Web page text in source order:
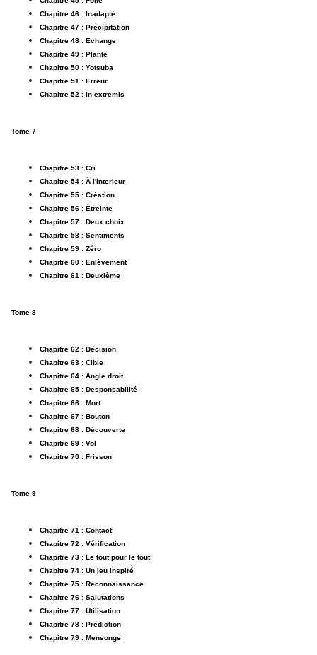
Chapitre 46 : Inadapté
Chapitre 47 : Précipitation
Chapitre 48 : Echange
Chapitre 49 : Plante
Chapitre 50 : Yotsuba
Chapitre 51 : Erreur
Chapitre 52 : In extremis
Tome 7
Chapitre 53 : Cri
Chapitre 54 : À l'interieur
Chapitre 55 : Création
Chapitre 56 : Étreinte
Chapitre 57 : Deux choix
Chapitre 58 : Sentiments
Chapitre 59 : Zéro
Chapitre 60 : Enlèvement
Chapitre 61 : Deuxième
Tome 8
Chapitre 62 : Décision
Chapitre 63 : Cible
Chapitre 64 : Angle droit
Chapitre 65 : Desponsabilité
Chapitre 66 : Mort
Chapitre 67 : Bouton
Chapitre 68 : Découverte
Chapitre 69 : Vol
Chapitre 70 : Frisson
Tome 9
Chapitre 71 : Contact
Chapitre 72 : Vérification
Chapitre 73 : Le tout pour le tout
Chapitre 74 : Un jeu inspiré
Chapitre 75 : Reconnaissance
Chapitre 76 : Salutations
Chapitre 77 : Utilisation
Chapitre 78 : Prédiction
Chapitre 79 : Mensonge